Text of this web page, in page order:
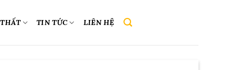
TIN TỨC LIÊN HỆ